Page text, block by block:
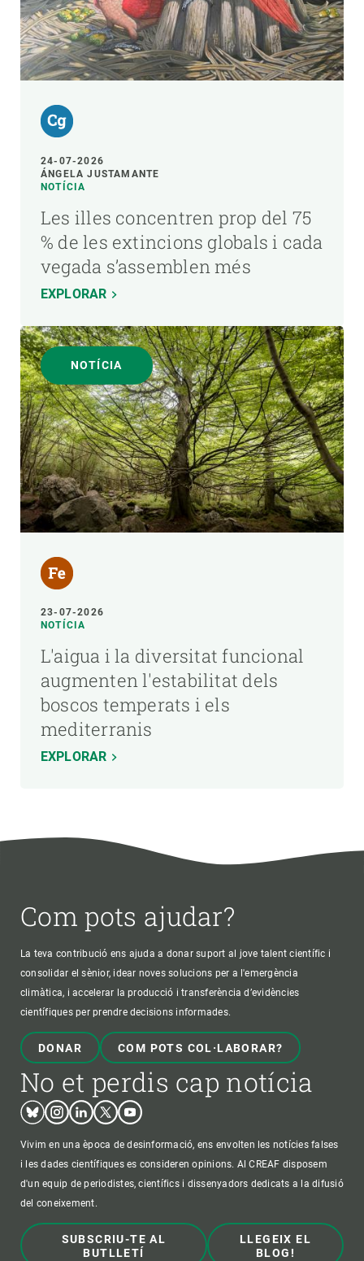
24-07-2026
ÁNGELA JUSTAMANTE
NOTÍCIA
Les illes concentren prop del 75
% de les extincions globals i cada
vegada s’assemblen més
EXPLORAR
NOTÍCIA
23-07-2026
NOTÍCIA
L'aigua i la diversitat funcional
augmenten l'estabilitat dels
boscos temperats i els
mediterranis
EXPLORAR
Com pots ajudar?
La teva contribució ens ajuda a donar suport al jove talent científic i
consolidar el sènior, idear noves solucions per a l'emergència
climàtica, i accelerar la producció i transferència d’evidències
científiques per prendre decisions informades.
DONAR COM POTS COL·LABORAR?
No et perdis cap notícia
BlueskyInstagram
LinkedinTwitterYoutube
Vivim en una època de desinformació, ens envolten les notícies falses
i les dades científiques es consideren opinions. Al CREAF disposem
d'un equip de periodistes, científics i dissenyadors dedicats a la difusió
del coneixement.
SUBSCRIU-TE AL
BUTLLETÍ
LLEGEIX EL
BLOG!